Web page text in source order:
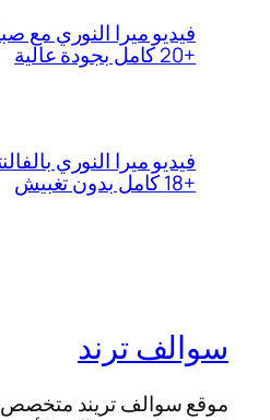
فيديو ميرا النوري مع
+20 كامل بجودة عالية
فيديو ميرا النوري
+18 كامل بدون تغبيش
سوالف ترند
موقع سوالف تريند